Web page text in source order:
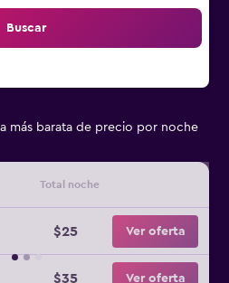
Buscar
más barata de precio por noche
Total noche
$25 Ver oferta
$35 Ver oferta